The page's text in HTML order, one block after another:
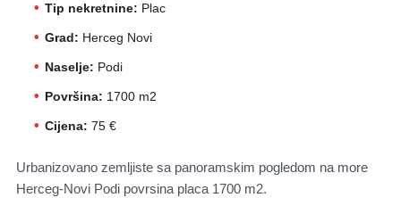
Tip nekretnine: Plac
Grad: Herceg Novi
Naselje: Podi
Površina: 1700 m2
Cijena: 75 €
Urbanizovano zemljiste sa panoramskim pogledom na more
Herceg-Novi Podi povrsina placa 1700 m2.